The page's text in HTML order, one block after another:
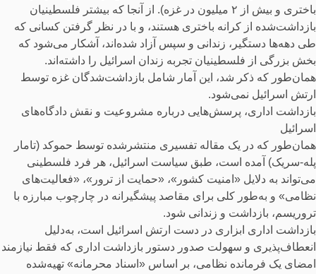
باختری و بیش از ۲ میلیون در غزه). از آنجا که بیشتر فلسطینیان
بازداشت‌شده از کرانه باختری هستند، و با در نظر گرفتن کسانی که
طی دهه‌ها دستگیر، زندانی و سپس آزاد شده‌اند، آشکار می‌شود که
بخش بزرگی از فلسطینیان تجربه زندان اسرائیل را داشته‌اند.
همان‌طور که ذکر شد، این آمار شامل بازداشت‌شدگان غزه توسط
ارتش اسرائیل نمی‌شود.
بازداشت اداری، پرسش‌هایی درباره مشروعیت و نقش دادگاه‌های
اسرائیل
همان‌طور که در یک مقاله تفسیری منتشرشده توسط حموکد (تامار
پله-سریک) آمده است، طبق سیاست اسرائیل، هر فرد فلسطینی
می‌تواند به دلایل «امنیت کشور»، «حمایت از ترور»، «فعالیت‌های
نظامی» و به‌طور کلی برای مقاصد پیشگیرانه در چارچوب مبارزه با
تروریسم، بازداشت و زندانی شود.
بازداشت اداری ابزاری در دست ارتش اسرائیل است، به‌دلیل
انعطاف‌پذیری و سهولت صدور دستور بازداشت اداری که فقط نیازمند
امضای یک فرمانده نظامی، بر اساس «اسناد محرمانه» تهیه‌شده